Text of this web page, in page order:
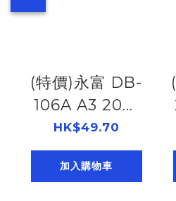
(特價)永富 DB-
106A A3 20頁
活頁資料冊 - 黑
色 501750150
HK$49.70
加入購物車